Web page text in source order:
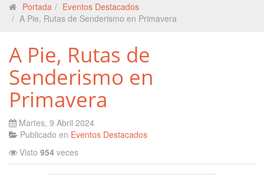
Portada
Eventos Destacados
A Pie, Rutas de Senderismo en Primavera
A Pie, Rutas de
Senderismo en
Primavera
Martes, 9 Abril 2024
Publicado en Eventos Destacados
Visto 954 veces